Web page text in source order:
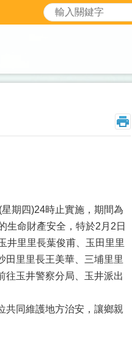
搜尋
期四)24時止實施，期間為
生命財產安全，特於2月2日
井里里長葉俊甫、玉田里里
田里里長王美華、三埔里里
往玉井警察分局、玉井派出
共同維護地方治安，讓鄉親